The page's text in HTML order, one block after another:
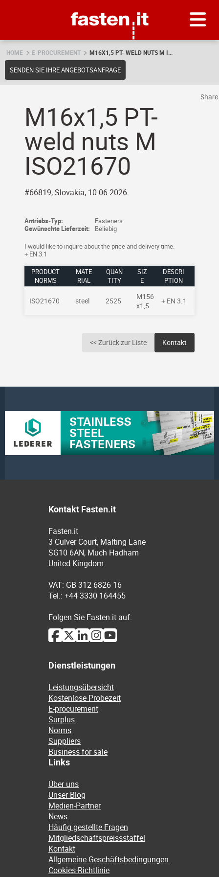
HOME E-PROCUREMENT M16X1,5 PT- WELD NUTS M I...
SENDEN SIE IHRE ANGEBOTSANFRAGE
M16x1,5 PT-
weld nuts M
ISO21670
#66819, Slovakia, 10.06.2026
Antriebs-Typ:
Fasteners
Gewünschte Lieferzeit:
Beliebig
I would like to inquire about the price and delivery time.
+ EN 3.1
PRODUCT
NORMS
MATE
RIAL
QUAN
TITY
SIZ
E
DESCRI
PTION
ISO21670 steel 2525
M156
x1,5
+ EN 3.1
<< Zurück zur Liste Kontakt
Share
Kontakt Fasten.it
Fasten.it
3 Culver Court, Malting Lane
SG10 6AN, Much Hadham
United Kingdom
VAT: GB 312 6826 16
Tel.: +44 3330 164455
Folgen Sie Fasten.it auf:
Dienstleistungen
Leistungsübersicht
Kostenlose Probezeit
E-procurement
Surplus
Norms
Suppliers
Business for sale
Links
Über uns
Unser Blog
Medien-Partner
News
Häufig gestellte Fragen
Mitgliedschaftspreissstaffel
Kontakt
Allgemeine Geschäftsbedingungen
Cookies-Richtlinie